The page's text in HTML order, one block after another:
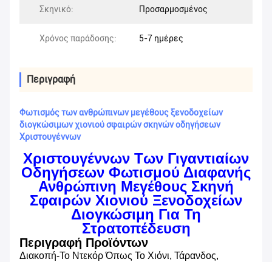
Σκηνικό: Προσαρμοσμένος
Χρόνος παράδοσης: 5-7 ημέρες
Περιγραφή
Φωτισμός των ανθρώπινων μεγέθους ξενοδοχείων
διογκώσιμων χιονιού σφαιρών σκηνών οδηγήσεων
Χριστουγέννων
Χριστουγέννων Των Γιγαντιαίων
Οδηγήσεων Φωτισμού Διαφανής
Ανθρώπινη Μεγέθους Σκηνή
Σφαιρών Χιονιού Ξενοδοχείων
Διογκώσιμη Για Τη
Στρατοπέδευση
Περιγραφή Προϊόντων
Διακοπή-Το Ντεκόρ Όπως Το Χιόνι, Τάρανδος,